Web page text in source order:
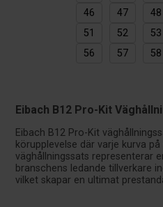
46
47 48
51
52 53
56
57 58
Eibach B12 Pro-Kit
Eibach B12 Pro-Kit
körupplevelse där varje kurva
väghållningssats representerar
branschens ledande tillverkare
vilket skapar en ultimat